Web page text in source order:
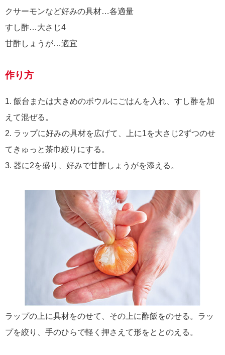
クサーモンなど好みの具材…各適量
すし酢…大さじ4
甘酢しょうが…適宜
作り方
1. 飯台または大きめのボウルにごはんを入れ、すし酢を加
えて混ぜる。
2. ラップに好みの具材を広げて、上に1を大さじ2ずつのせ
てきゅっと茶巾絞りにする。
3. 器に2を盛り、好みで甘酢しょうがを添える。
ラップの上に具材をのせて、その上に酢飯をのせる。ラッ
プを絞り、手のひらで軽く押さえて形をととのえる。